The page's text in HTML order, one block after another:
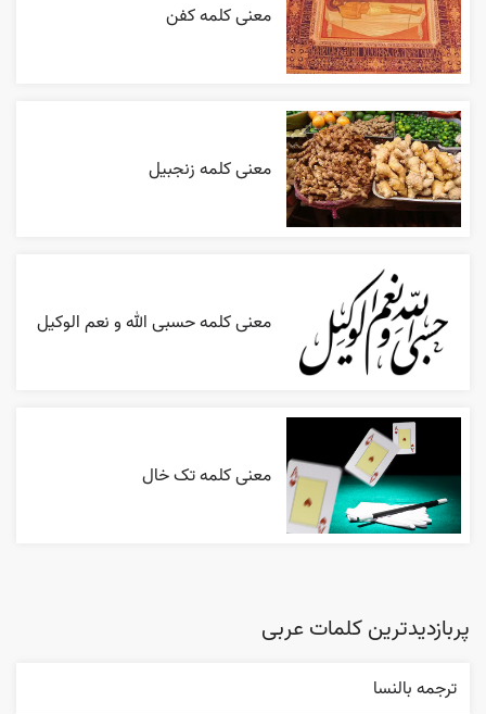
معنی کلمه کفن
معنی کلمه زنجبیل
معنی کلمه حسبی الله و نعم الوکیل
معنی کلمه تک خال
پربازدیدترین کلمات عربی
ترجمه بالنسا